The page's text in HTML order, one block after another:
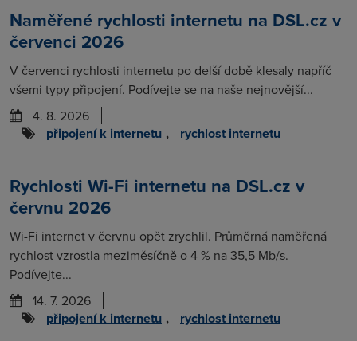
Naměřené rychlosti internetu na DSL.cz v
červenci 2026
V červenci rychlosti internetu po delší době klesaly napříč
všemi typy připojení. Podívejte se na naše nejnovější...
4. 8. 2026
připojení k internetu , rychlost internetu
Rychlosti Wi-Fi internetu na DSL.cz v
červnu 2026
Wi-Fi internet v červnu opět zrychlil. Průměrná naměřená
rychlost vzrostla meziměsíčně o 4 % na 35,5 Mb/s.
Podívejte...
14. 7. 2026
připojení k internetu , rychlost internetu